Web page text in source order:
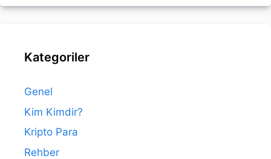
Kategoriler
Genel
Kim Kimdir?
Kripto Para
Rehber